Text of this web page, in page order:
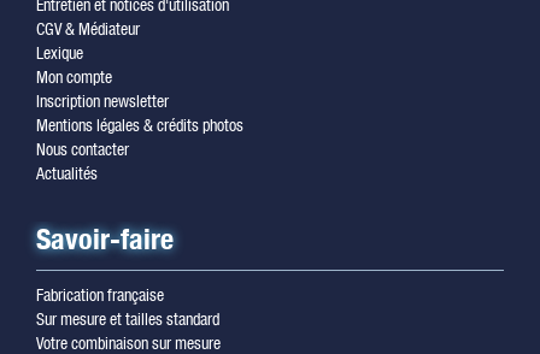
CGV & Médiateur
Lexique
Mon compte
Inscription newsletter
Mentions légales & crédits photos
Nous contacter
Actualités
Savoir-faire
Fabrication française
Sur mesure et tailles standard
Votre combinaison sur mesure